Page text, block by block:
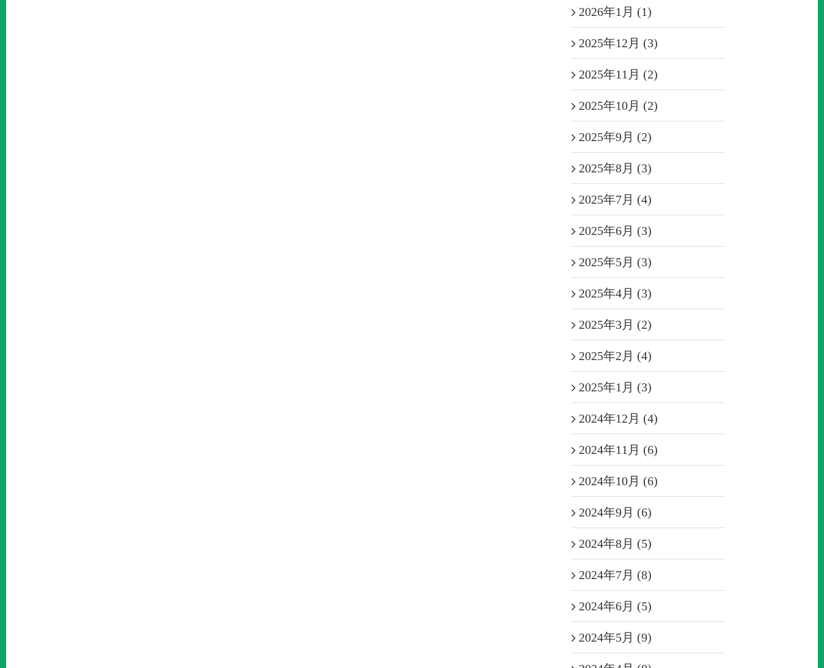
2026年1月 (1)
2025年12月 (3)
2025年11月 (2)
2025年10月 (2)
2025年9月 (2)
2025年8月 (3)
2025年7月 (4)
2025年6月 (3)
2025年5月 (3)
2025年4月 (3)
2025年3月 (2)
2025年2月 (4)
2025年1月 (3)
2024年12月 (4)
2024年11月 (6)
2024年10月 (6)
2024年9月 (6)
2024年8月 (5)
2024年7月 (8)
2024年6月 (5)
2024年5月 (9)